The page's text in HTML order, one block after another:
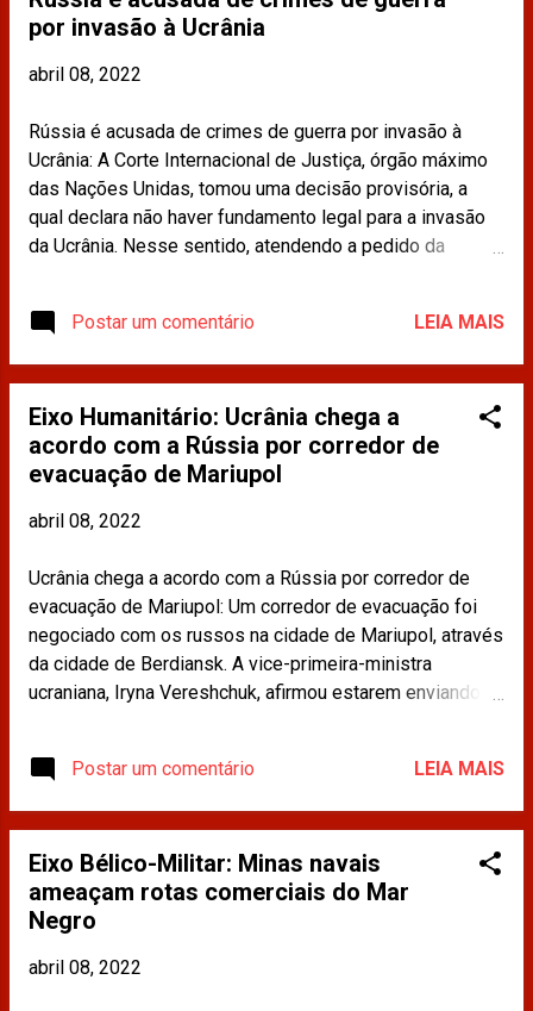
CONVENCIONALIDADE NA AÇÃO PENAL
consultiva da Ordem dos Advogados do
Brasil do Rio de Janeiro, instituída pela
Portaria 190.774/2019, cujas premissas
são o fortalecimento da democracia, do
Estado de Direito e da advocacia no
sentido de reafirmar estes valores frente
Exmo. Senhor Presidente da República, no
individual ao deputado Daniel Silvei...
por invasão à Ucrânia
abril 08, 2022
Rússia é acusada de crimes de guerra por invasão à
Ucrânia: A Corte Internacional de Justiça, órgão máximo
das Nações Unidas, tomou uma decisão provisória, a
qual declara não haver fundamento legal para a invasão
da Ucrânia. Nesse sentido, atendendo a pedido da
https://www.cnnbrasil.com.br/internacional/russia-e-
acusada-de-crimes-de-guerra-por-invasao-a-ucrania/ Os
materiais publicados na imprensa e compartilhados
neste site não refletem a opinião da CDINT / OAB-RJ.
Postar um comentário LEIA MAIS
Eixo Humanitário: Ucrânia chega a
acordo com a Rússia por corredor de
evacuação de Mariupol
abril 08, 2022
Ucrânia chega a acordo com a Rússia por corredor de
evacuação de Mariupol: Um corredor de evacuação foi
negociado com os russos na cidade de Mariupol, através
da cidade de Berdiansk. A vice-primeira-ministra
ucraniana, Iryna Vereshchuk, afirmou estarem enviando
https://www.cnnbrasil.com.br/internacional/ucrania-
chega-a-acordo-com-a-russia-por-corredor-de-
evacuacao-de-mariupol/ Os materiais publicados na
imprensa e compartilhados neste site não refletem a
opinião da CDINT / OAB-RJ.
Postar um comentário LEIA MAIS
Eixo Bélico-Militar: Minas navais
ameaçam rotas comerciais do Mar
Negro
abril 08, 2022